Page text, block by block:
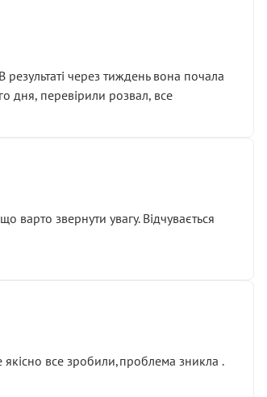
через тиждень вона почала
дня, перевірили розвал, все
звернути увагу. Відчувається
якісно все зробили,проблема зникла .